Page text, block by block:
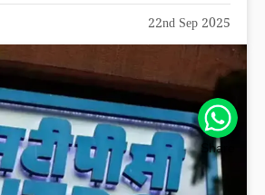
22nd Sep 2025
Share